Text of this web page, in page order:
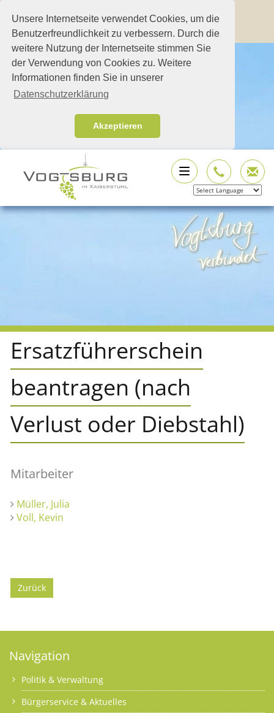
Unsere Internetseite verwendet Cookies, um die
Benutzerfreundlichkeit zu verbessern. Durch die
weitere Nutzung der Internetseite stimmen Sie
der Verwendung von Cookies zu. Weitere
Informationen finden Sie in unserer
Datenschutzerklärung
Akzeptieren
Ersatzführerschein
beantragen (nach
Verlust oder Diebstahl)
Mitarbeiter
Müller, Julia
Voll, Kevin
Zurück
Navigation
Politik & Verwaltung
Bürgerservice & Aktuelles